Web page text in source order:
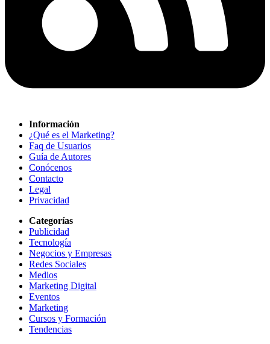
Información
¿Qué es el Marketing?
Faq de Usuarios
Guía de Autores
Conócenos
Contacto
Legal
Privacidad
Categorías
Publicidad
Tecnología
Negocios y Empresas
Redes Sociales
Medios
Marketing Digital
Eventos
Marketing
Cursos y Formación
Tendencias